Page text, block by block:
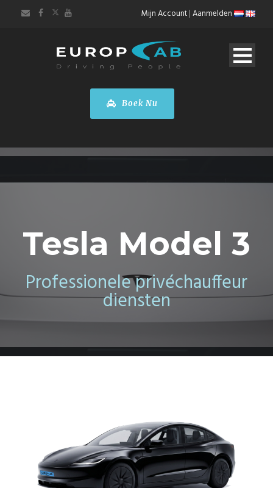
Mijn Account|Aanmelden
Boek Nu
Tesla Model 3
Professionele privéchauffeur
diensten